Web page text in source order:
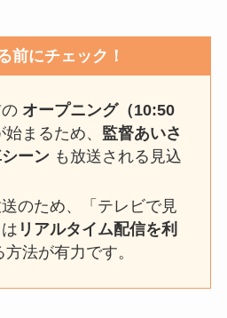
前にチェック！
オープニング（10:50
まるため、 監督あいさ
ーン も放送される見込
のため、「テレビで見
リアルタイム配信を利
法が有力です。